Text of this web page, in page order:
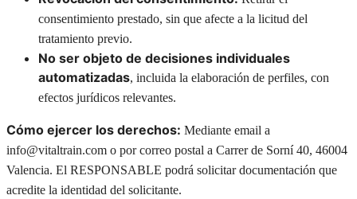
consentimiento prestado, sin que afecte a la licitud del
tratamiento previo.
No ser objeto de decisiones individuales
automatizadas, incluida la elaboración de perfiles, con
efectos jurídicos relevantes.
Cómo ejercer los derechos: Mediante email a
info@vitaltrain.com o por correo postal a Carrer de Sorní 40, 46004
Valencia. El RESPONSABLE podrá solicitar documentación que
acredite la identidad del solicitante.